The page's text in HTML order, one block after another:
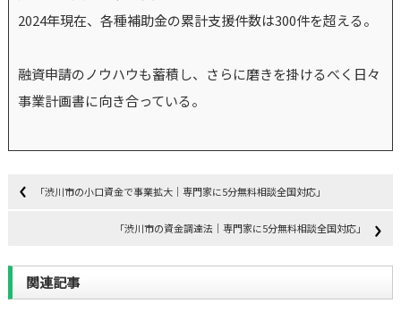
2024年現在、各種補助金の累計支援件数は300件を超える。
融資申請のノウハウも蓄積し、さらに磨きを掛けるべく日々
事業計画書に向き合っている。
「渋川市の小口資金で事業拡大｜専門家に5分無料相談全国対応」
「渋川市の資金調達法｜専門家に5分無料相談全国対応」
関連記事